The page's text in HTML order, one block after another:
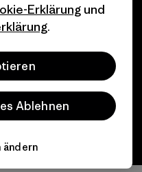
Erklärung und
.
Ablehnen
ändern